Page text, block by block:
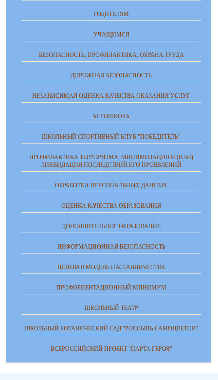
РОДИТЕЛЯМ
УЧАЩИМСЯ
БЕЗОПАСНОСТЬ, ПРОФИЛАКТИКА, ОХРАНА ТРУДА
ДОРОЖНАЯ БЕЗОПАСНОСТЬ
НЕЗАВИСИМАЯ ОЦЕНКА КАЧЕСТВА ОКАЗАНИЯ УСЛУГ
АГРОШКОЛА
ШКОЛЬНЫЙ СПОРТИВНЫЙ КЛУБ "ПОБЕДИТЕЛЬ"
ПРОФИЛАКТИКА ТЕРРОРИЗМА, МИНИМИЗАЦИЯ И (ИЛИ)
ЛИКВИДАЦИЯ ПОСЛЕДСТВИЙ ЕГО ПРОЯВЛЕНИЙ
ОБРАБОТКА ПЕРСОНАЛЬНЫХ ДАННЫХ
ОЦЕНКА КАЧЕСТВА ОБРАЗОВАНИЯ
ДОПОЛНИТЕЛЬНОЕ ОБРАЗОВАНИЕ
ИНФОРМАЦИОННАЯ БЕЗОПАСНОСТЬ
ЦЕЛЕВАЯ МОДЕЛЬ НАСТАВНИЧЕСТВА
ПРОФОРИЕНТАЦИОННЫЙ МИНИМУМ
ШКОЛЬНЫЙ ТЕАТР
ШКОЛЬНЫЙ БОТАНИЧЕСКИЙ САД "РОССЫПЬ САМОЦВЕТОВ"
ВСЕРОССИЙСКИЙ ПРОЕКТ "ПАРТА ГЕРОЯ"